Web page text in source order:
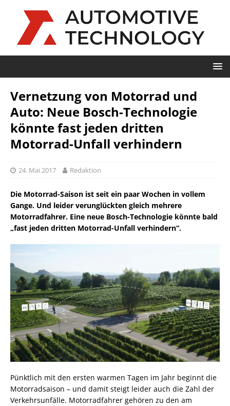
Vernetzung von Motorrad und
Auto: Neue Bosch-Technologie
könnte fast jeden dritten
Motorrad-Unfall verhindern
24. Mai 2017 Redaktion
Die Motorrad-Saison ist seit ein paar Wochen in vollem
Gange. Und leider verunglückten gleich mehrere
Motorradfahrer. Eine neue Bosch-Technologie könnte bald
„fast jeden dritten Motorrad-Unfall verhindern“.
Pünktlich mit den ersten warmen Tagen im Jahr beginnt die
Motorradsaison – und damit steigt leider auch die Zahl der
Verkehrsunfälle. Motorradfahrer gehören zu den am